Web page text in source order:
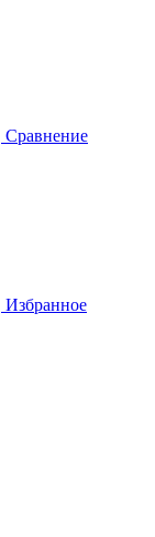
Сравнение
Избранное